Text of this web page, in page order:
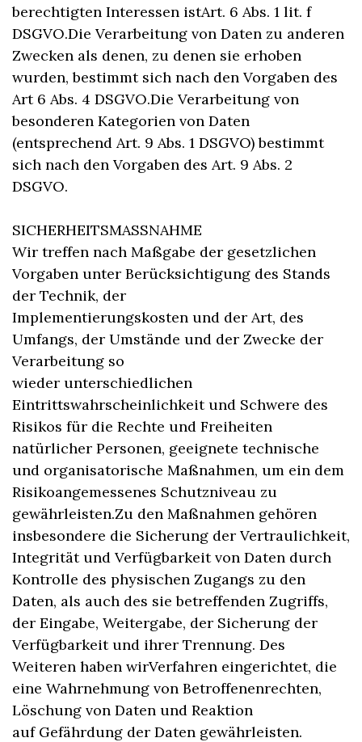
berechtigten Interessen istArt. 6 Abs. 1 lit. f
DSGVO.Die Verarbeitung von Daten zu anderen
Zwecken als denen, zu denen sie erhoben
wurden, bestimmt sich nach den Vorgaben des
Art 6 Abs. 4 DSGVO.Die Verarbeitung von
besonderen Kategorien von Daten
(entsprechend Art. 9 Abs. 1 DSGVO) bestimmt
sich nach den Vorgaben des Art. 9 Abs. 2
DSGVO.
SICHERHEITSMASSNAHME
Wir treffen nach Maßgabe der gesetzlichen
Vorgaben unter Berücksichtigung des Stands
der Technik, der
Implementierungskosten und der Art, des
Umfangs, der Umstände und der Zwecke der
Verarbeitung so
wieder unterschiedlichen
Eintrittswahrscheinlichkeit und Schwere des
Risikos für die Rechte und Freiheiten
natürlicher Personen, geeignete technische
und organisatorische Maßnahmen, um ein dem
Risikoangemessenes Schutzniveau zu
gewährleisten.Zu den Maßnahmen gehören
insbesondere die Sicherung der Vertraulichkeit,
Integrität und Verfügbarkeit von Daten durch
Kontrolle des physischen Zugangs zu den
Daten, als auch des sie betreffenden Zugriffs,
der Eingabe, Weitergabe, der Sicherung der
Verfügbarkeit und ihrer Trennung. Des
Weiteren haben wirVerfahren eingerichtet, die
eine Wahrnehmung von Betroffenenrechten,
Löschung von Daten und Reaktion
auf Gefährdung der Daten gewährleisten.